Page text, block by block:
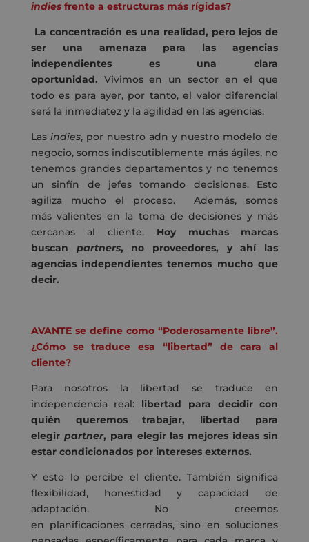
indiesfrente a estructuras más rígidas?
La concentración es una realidad, pero lejos de
ser una amenaza para las agencias
independientes es una clara
oportunidad. Vivimos en un sector en el que
todo es para ayer, por tanto, el valor diferencial
será la inmediatez y la agilidad en las agencias.
Las indies, por nuestro adn y nuestro modelo de
negocio, somos indiscutiblemente más ágiles, no
tenemos grandes departamentos y no tenemos
un sinfín de jefes tomando decisiones. Esto
agiliza mucho el proceso. Además, somos
más valientes en la toma de decisiones y más
cercanas al cliente. Hoy muchas marcas
buscan partners, no proveedores, y ahí las
agencias independientes tenemos mucho que
decir.
AVANTE se define como “Poderosamente libre”.
¿Cómo se traduce esa “libertad” de cara al
cliente?
Para nosotros la libertad se traduce en
independencia real: libertad para decidir con
quién queremos trabajar, libertad para
elegir partner, para elegir las mejores ideas sin
estar condicionados por intereses externos.
Y esto lo percibe el cliente. También significa
flexibilidad, honestidad y capacidad de
adaptación. No creemos
en planificaciones cerradas, sino en soluciones